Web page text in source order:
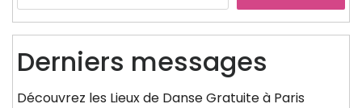
Derniers messages
Découvrez les Lieux de Danse Gratuite à Paris